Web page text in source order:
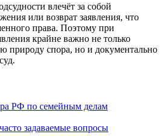
влечёт за собой
или возврат заявления, что
права. Поэтому при
крайне важно не только
природу спора, но и документально
РФ по семейным делам
задаваемые вопросы